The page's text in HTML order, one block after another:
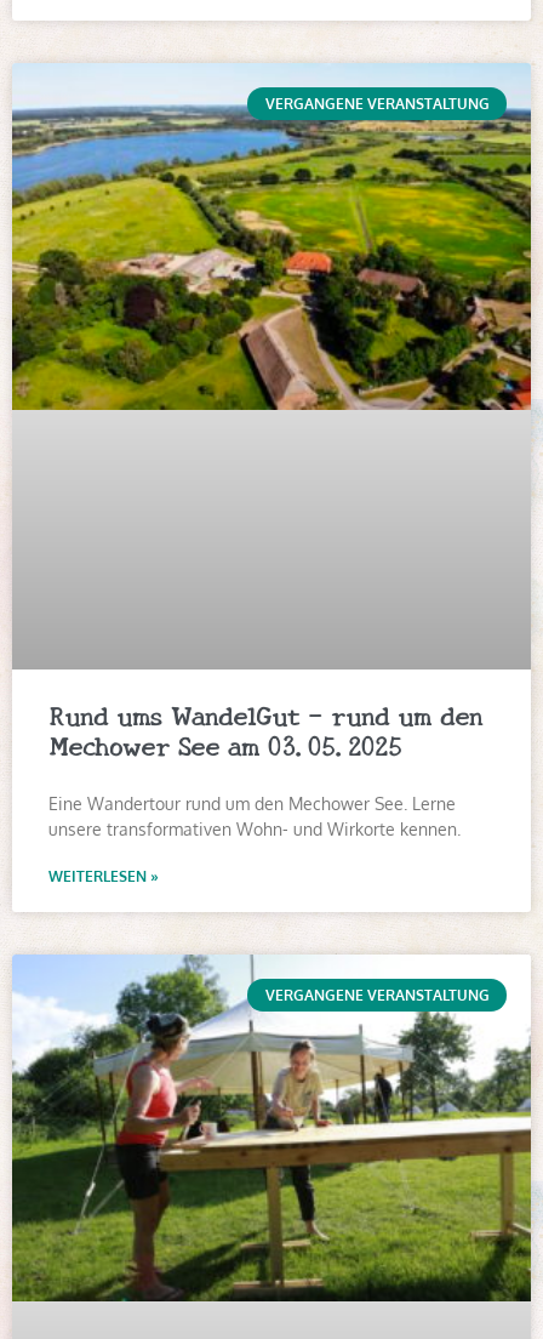
VERGANGENE VERANSTALTUNG
Rund ums WandelGut – rund um den
Mechower See am 03.05.2025
Eine Wandertour rund um den Mechower See. Lerne
unsere transformativen Wohn- und Wirkorte kennen.
WEITERLESEN »
VERGANGENE VERANSTALTUNG